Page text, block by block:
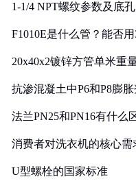
1-1/4 NPT螺纹参数及底
F1010E是什么管？能否
20x40x2镀锌方管单米重
抗渗混凝土中P6和P8膨
法兰PN25和PN16有什么
消费者对洗衣机的核心需
U型螺栓的国家标准